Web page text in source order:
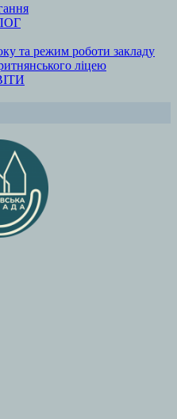
та режим роботи закладу
ліцею